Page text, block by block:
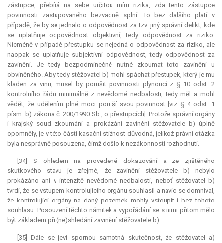
zástupce, přebírá na sebe určitou míru rizika, zda tento zástupce
povinnosti zastupovaného bezvadně splní. To bez dalšího platí v
případě, že by se jednalo o odpovědnost za tzv. jiný správní delikt, kde
se uplatňuje odpovědnost objektivní, tedy odpovědnost za riziko.
Nicméně v případě přestupku se nejedná o odpovědnost za riziko, ale
naopak se uplatňuje subjektivní odpovědnost, tedy odpovědnost za
zavinění. Je tedy bezpodmínečně nutné zkoumat toto zavinění u
obviněného. Aby tedy stěžovatel b) mohl spáchat přestupek, který je mu
kladen za vinu, musel by porušit povinnosti plynoucí z § 10 odst. 2
kontrolního řádu minimálně z nevědomé nedbalosti, tedy měl a mohl
vědět, že udělením plné moci poruší svou povinnost [viz § 4 odst. 1
písm. b) zákona č. 200/1990 Sb., o přestupcích]. Protože správní orgány
i krajský soud zkoumání a prokázání zavinění stěžovatele b) úplně
opomněly, je v této části kasační stížnost důvodná, jelikož právní otázka
byla nesprávně posouzena, čímž došlo k nezákonnosti rozhodnutí.
[34] S ohledem na provedené dokazování a ze zjištěného
skutkového stavu je zřejmé, že zavinění stěžovatele b) nebylo
prokázáno ani v intenzitě nevědomé nedbalosti, neboť stěžovatel b)
tvrdí, že se vstupem kontrolujícího orgánu souhlasil a navíc se domníval,
že kontrolující orgány na daný pozemek mohly vstoupit i bez tohoto
souhlasu. Posouzení těchto námitek a vypořádání se s nimi přitom mělo
být základem při (ne)shledání zavinění stěžovatele b).
[35] Dále se jeví spornou samotná skutečnost, že stěžovatel a)